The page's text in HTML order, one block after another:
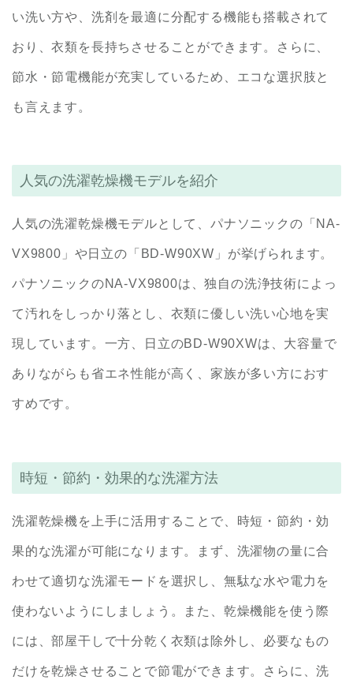
い洗い方や、洗剤を最適に分配する機能も搭載されて
おり、衣類を長持ちさせることができます。さらに、
節水・節電機能が充実しているため、エコな選択肢と
も言えます。
人気の洗濯乾燥機モデルを紹介
人気の洗濯乾燥機モデルとして、パナソニックの「NA-
VX9800」や日立の「BD-W90XW」が挙げられます。
パナソニックのNA-VX9800は、独自の洗浄技術によっ
て汚れをしっかり落とし、衣類に優しい洗い心地を実
現しています。一方、日立のBD-W90XWは、大容量で
ありながらも省エネ性能が高く、家族が多い方におす
すめです。
時短・節約・効果的な洗濯方法
洗濯乾燥機を上手に活用することで、時短・節約・効
果的な洗濯が可能になります。まず、洗濯物の量に合
わせて適切な洗濯モードを選択し、無駄な水や電力を
使わないようにしましょう。また、乾燥機能を使う際
には、部屋干しで十分乾く衣類は除外し、必要なもの
だけを乾燥させることで節電ができます。さらに、洗